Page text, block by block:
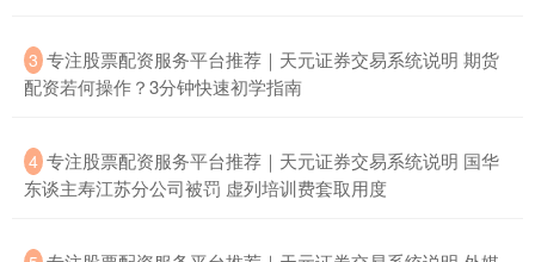
上证综指 3875.34 -3.09 -0.08%
3 ​专注股票配资服务平台推荐｜天元证券交易系统说明 期货
配资若何操作？3分钟快速初学指南
4 ​专注股票配资服务平台推荐｜天元证券交易系统说明 国华
东谈主寿江苏分公司被罚 虚列培训费套取用度